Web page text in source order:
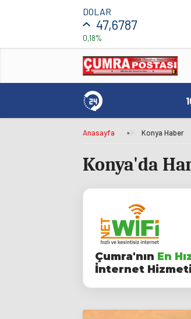
DOLAR
47,6787
0,18%
Anasayfa » Konya Haber
Konya'da
Çumra'nın En
İnternet